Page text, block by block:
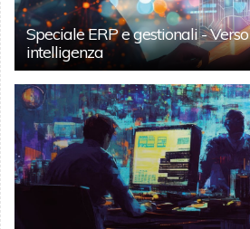
Speciale ERP e gestionali -
intelligenza